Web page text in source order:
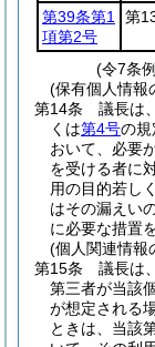
第39条第1
項第2号
第
(令7条
(保有個人情報
第14条
議長は
くは第4号の規
おいて、必要
を受ける者に
用の目的若し
はその漏えい
に必要な措置
(個人関連情報
第15条
議長は
第三者が当該
が想定される
ときは、当該